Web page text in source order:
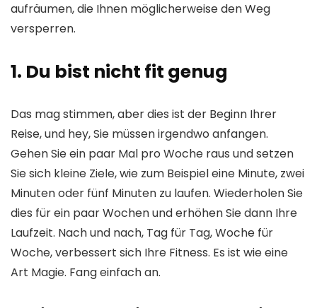
aufräumen, die Ihnen möglicherweise den Weg
versperren.
1. Du bist nicht fit genug
Das mag stimmen, aber dies ist der Beginn Ihrer
Reise, und hey, Sie müssen irgendwo anfangen.
Gehen Sie ein paar Mal pro Woche raus und setzen
Sie sich kleine Ziele, wie zum Beispiel eine Minute, zwei
Minuten oder fünf Minuten zu laufen. Wiederholen Sie
dies für ein paar Wochen und erhöhen Sie dann Ihre
Laufzeit. Nach und nach, Tag für Tag, Woche für
Woche, verbessert sich Ihre Fitness. Es ist wie eine
Art Magie. Fang einfach an.